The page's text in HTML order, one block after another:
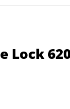
Lock